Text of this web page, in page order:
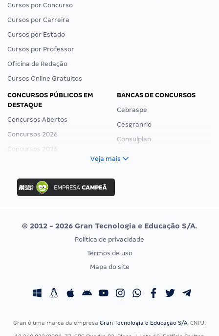
Cursos por Concurso
Cursos por Carreira
Cursos por Estado
Cursos por Professor
Oficina de Redação
Cursos Online Gratuitos
CONCURSOS PÚBLICOS EM
DESTAQUE
Concursos Abertos
Concursos 2026
Concursos 2025
Concurso Ibama
Concurso MPU
Editais publicados
BANCAS DE CONCURSOS
Cebraspe
Cesgranrio
Consulplan
Vunesp
CONCURSOS POR PROFISSÃO
Concursos Fiscais
EXAME DE ORDEM
Calendário OAB
Veja mais
© 2012 - 2026 Gran Tecnologia e Educação S/A.
Política de privacidade
Termos de uso
Mapa do site
Gran é uma marca da empresa Gran Tecnologia e Educação S/A, CNPJ: